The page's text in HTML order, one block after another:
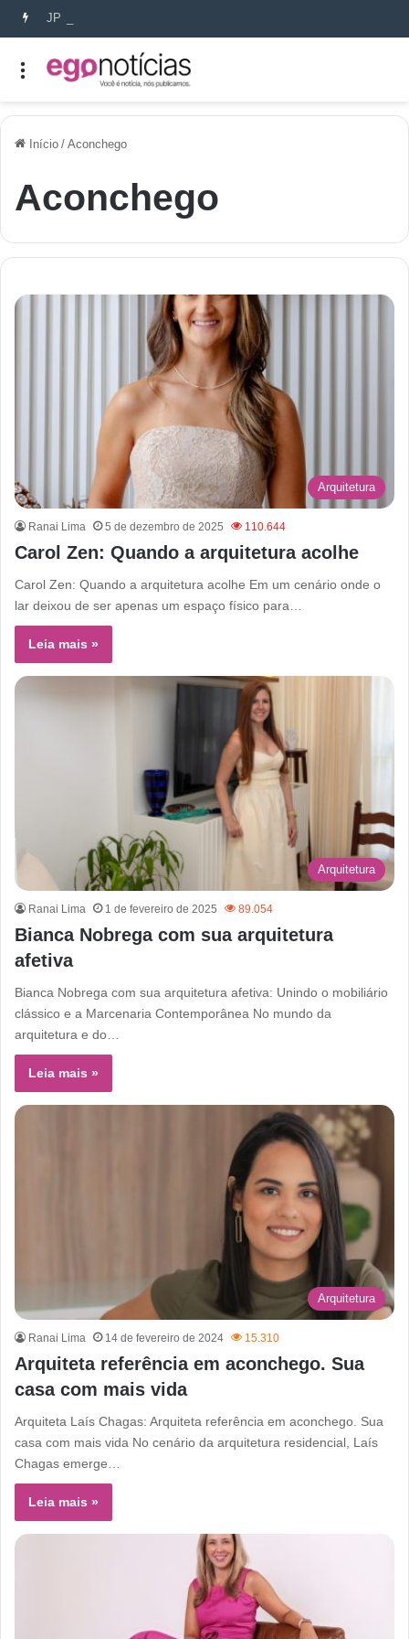
Início / Aconchego
Aconchego
Arquitetura
Ranai Lima 5 de dezembro de 2025 110.644
Carol Zen: Quando a arquitetura acolhe
Carol Zen: Quando a arquitetura acolhe Em um cenário onde o
lar deixou de ser apenas um espaço físico para…
Leia mais »
Arquitetura
Ranai Lima 1 de fevereiro de 2025 89.054
Bianca Nobrega com sua arquitetura
afetiva
Bianca Nobrega com sua arquitetura afetiva: Unindo o mobiliário
clássico e a Marcenaria Contemporânea No mundo da
arquitetura e do…
Leia mais »
Arquitetura
Ranai Lima 14 de fevereiro de 2024 15.310
Arquiteta referência em aconchego. Sua
casa com mais vida
Arquiteta Laís Chagas: Arquiteta referência em aconchego. Sua
casa com mais vida No cenário da arquitetura residencial, Laís
Chagas emerge…
Leia mais »